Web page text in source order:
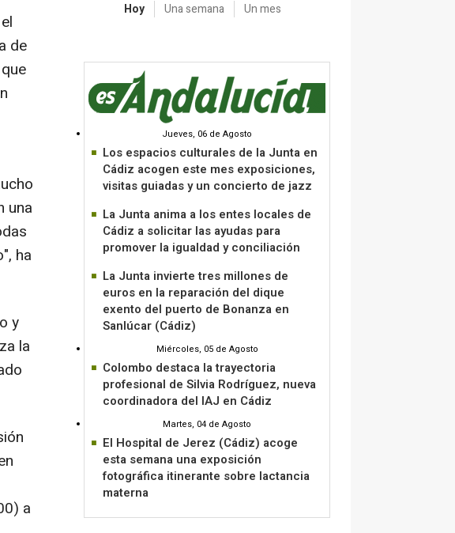
de
una
ha
y
la
a
Hoy Una semana Un mes
Jueves, 06 de Agosto
Los espacios culturales de la Junta en
Cádiz acogen este mes exposiciones,
visitas guiadas y un concierto de jazz
La Junta anima a los entes locales de
Cádiz a solicitar las ayudas para
promover la igualdad y conciliación
La Junta invierte tres millones de
euros en la reparación del dique
exento del puerto de Bonanza en
Sanlúcar (Cádiz)
Miércoles, 05 de Agosto
Colombo destaca la trayectoria
profesional de Silvia Rodríguez, nueva
coordinadora del IAJ en Cádiz
Martes, 04 de Agosto
El Hospital de Jerez (Cádiz) acoge
esta semana una exposición
fotográfica itinerante sobre lactancia
materna